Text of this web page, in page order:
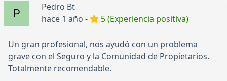
Pedro Bt
hace 1 año -
5 (Experiencia positiva)
Un gran profesional, nos ayudó con un problema
grave con el Seguro y la Comunidad de Propietarios.
Totalmente recomendable.